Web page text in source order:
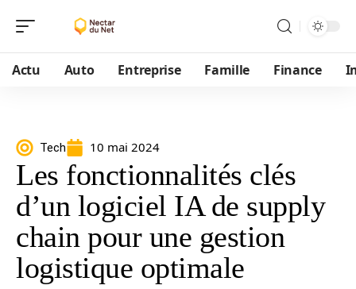
Actu Auto Entreprise Famille Finance
Tech 10 mai 2024
Les fonctionnalités clés
d’un logiciel IA de supply
chain pour une gestion
logistique optimale